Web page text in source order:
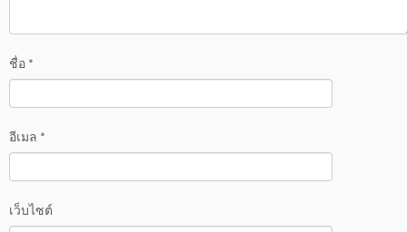
ชื่อ *
อีเมล *
เว็บไซต์